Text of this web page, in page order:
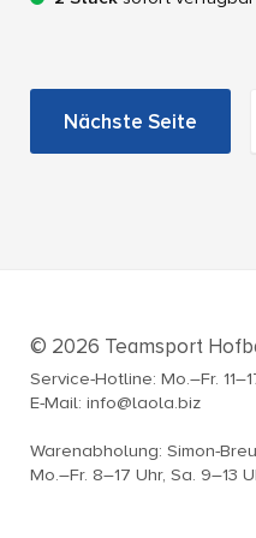
Nächste Seite
© 2026 Teamsport
Service-Hotline: Mo.–Fr.
E-Mail: info@laola.biz
Warenabholung: Simon-
Mo.–Fr. 8–17 Uhr, Sa. 9–13